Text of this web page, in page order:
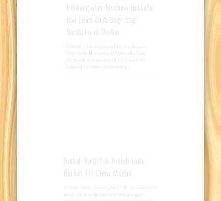
Perkumpulan Teochew Bersatu
dan Lions Club Bagi-bagi
Sembako di Medan
MEDAN — Perkumpulan Teochew Bersatu
Berkat Tio Chew Medan
MEDAN – Akau, seorang laki – laki tua berusia 60